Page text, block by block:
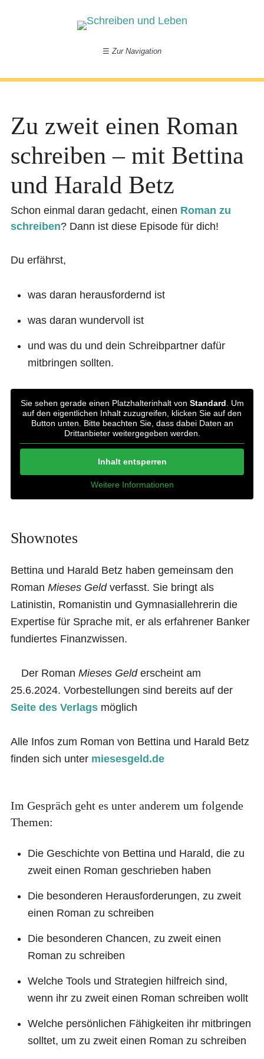
☰ Zur Navigation
Zu zweit einen Roman
schreiben – mit Bettina
und Harald Betz
Schon einmal daran gedacht, einen Roman zu
schreiben? Dann ist diese Episode für dich!
Du erfährst,
was daran herausfordernd ist
was daran wundervoll ist
und was du und dein Schreibpartner dafür
mitbringen sollten.
Sie sehen gerade einen Platzhalterinhalt von Standard . Um
auf den eigentlichen Inhalt zuzugreifen, klicken Sie auf den
Button unten. Bitte beachten Sie, dass dabei Daten an
Drittanbieter weitergegeben werden.
Inhalt entsperren
Weitere Informationen
Shownotes
Bettina und Harald Betz haben gemeinsam den
Roman Mieses Geldverfasst. Sie bringt als
Latinistin, Romanistin und Gymnasiallehrerin die
Expertise für Sprache mit, er als erfahrener Banker
fundiertes Finanzwissen.
Der Roman Mieses Gelderscheint am
25.6.2024. Vorbestellungen sind bereits auf der
Seite des Verlagsmöglich
Alle Infos zum Roman von Bettina und Harald Betz
finden sich unter miesesgeld.de
Im Gespräch geht es unter anderem um folgende
Themen:
Die Geschichte von Bettina und Harald, die zu
zweit einen Roman geschrieben haben
Die besonderen Herausforderungen, zu zweit
einen Roman zu schreiben
Die besonderen Chancen, zu zweit einen
Roman zu schreiben
Welche Tools und Strategien hilfreich sind,
wenn ihr zu zweit einen Roman schreiben wollt
Welche persönlichen Fähigkeiten ihr mitbringen
solltet, um zu zweit einen Roman zu schreiben